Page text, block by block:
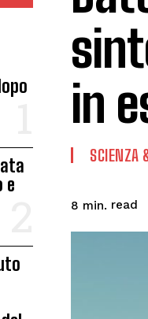
e
in
SCIENZA
8 min. read